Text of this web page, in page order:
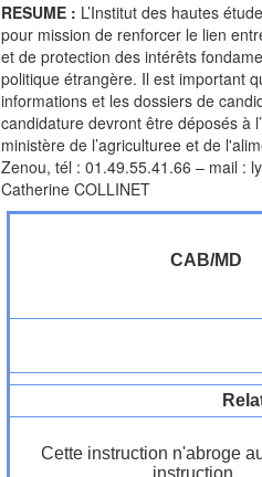
RESUME : L’Institut des hautes
pour mission de renforcer le lien
et de protection des intérêts
politique étrangère. Il est important
informations et les dossiers de
candidature devront être déposés à
ministère de l’agriculturee et de
Zenou, tél : 01.49.55.41.66 – mail :
Catherine COLLINET
CAB/MD
Cette instruction n'abroge
instruction.